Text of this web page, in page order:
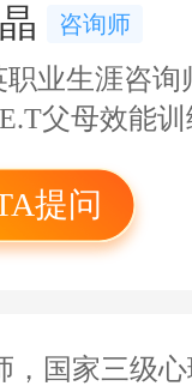
咨询师
职业生涯咨
父母效能
提问
国家三级